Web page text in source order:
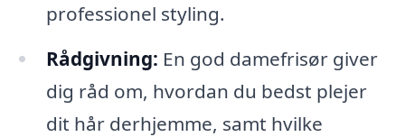
professionel styling.
Rådgivning: En god damefrisør giver
dig råd om, hvordan du bedst plejer
dit hår derhjemme, samt hvilke